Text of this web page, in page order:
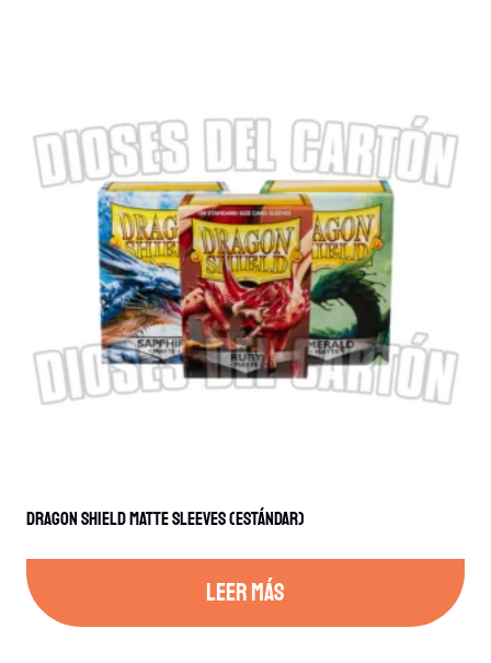
Dragon Shield Matte Sleeves (Estándar)
LEER MÁS